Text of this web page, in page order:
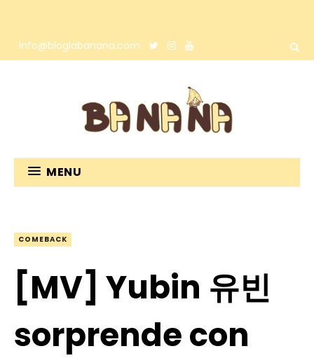
info@bloglabanana.com
MENU
COMEBACK
[MV] Yubin 유빈
sorprende con